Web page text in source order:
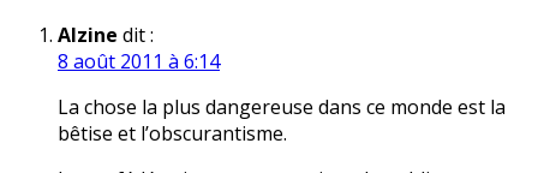
Alzine dit :
8 août 2011 à 6:14
La chose la plus dangereuse dans ce monde est la
bêtise et l’obscurantisme.